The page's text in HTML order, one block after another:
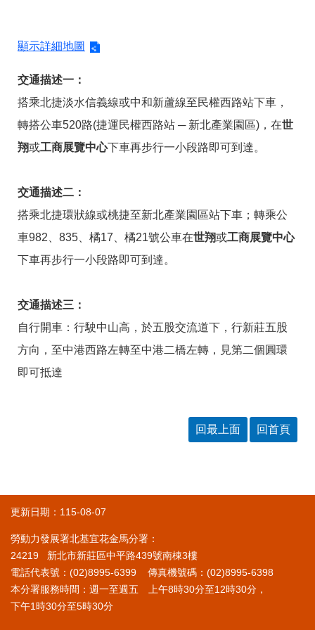
顯示詳細地圖
交通描述一：
搭乘北捷淡水信義線或中和新蘆線至民權西路站下車，
轉搭公車520路(捷運民權西路站 ─ 新北產業園區)，在世
翔或工商展覽中心下車再步行一小段路即可到達。
交通描述二：
搭乘北捷環狀線或桃捷至新北產業園區站下車；轉乘公
車982、835、橘17、橘21號公車在世翔或工商展覽中心
下車再步行一小段路即可到達。
交通描述三：
自行開車：行駛中山高，於五股交流道下，行新莊五股
方向，至中港西路左轉至中港二橋左轉，見第二個圓環
即可抵達
回最上面 回首頁
更新日期：115-08-07
勞動力發展署北基宜花金馬分署：
24219 新北市新莊區中平路439號南棟3樓
電話代表號：(02)8995-6399 傳真機號碼：(02)8995-6398
本分署服務時間：週一至週五 上午8時30分至12時30分，
下午1時30分至5時30分